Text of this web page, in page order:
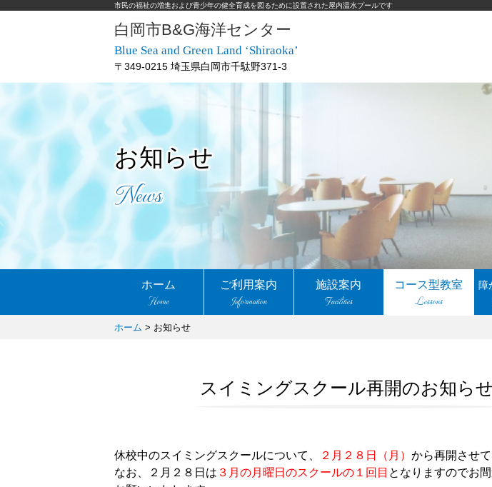
市民の福祉の増進および青少年の健全育成を図るために設置された屋内温水プールです
白岡市B&G海洋センター
Blue Sea and Green Land ‘Shiraoka’
〒349-0215 埼玉県白岡市千駄野371-3
お知らせ
News
ホーム
Home
ご利用案内
Information
施設案内
Facilities
コース型教室
Lessons
障
ホーム > お知らせ
スイミングスクール再開のお知らせ
休校中のスイミングスクールについて、 ２月２８日（月） から再開させて
なお、２月２８日は ３月の月曜日のスクールの１回目 となりますのでお